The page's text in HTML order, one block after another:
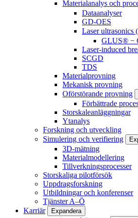
Materialanalys och
Dataanalyser
GD-OES
Laser ultrasonics
GLUS® −
Laser-induced
SCGD
TDS
Materialprovning
Mekanisk provning
Oförstörande provning
Förbättrade
Storskaleanläggningar
Ytanalys
Forskning och utveckling
Simulering och verifiering
3D-mätning
Materialmodellering
Tillverkningsprocesser
Storskaliga pilotförsök
Uppdragsforskning
Utbildningar och konferenser
Tjänster A–Ö
Karriär
Expandera